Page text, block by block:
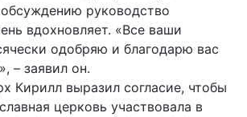
Статті
Думки
Вакансії
руководство
вдохновляет. «Все ваши
одобряю и благодарю вас
– заявил он.
Кирилл выразил согласие, чтобы
церковь участвовала в